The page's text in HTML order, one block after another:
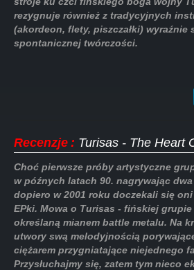
rezygnuje również z tradycyjnych
(akordeon, flety, piszczałki) wyraźnie
spontanicznej twórczości.
Recenzje : Turisas - The Heart
Choć pierwsze próby artystyczne
w późnych latach 90. nagrywając dwa
dopiero w 2001 roku doczekali się
EPki. Mowa o Turisas - fińskiej
określaną mianem battle metalu. Na
utwory swą melodyjnością
ciężarem przygniatające niejednego
Przysłuchajmy się, zatem tym nieco